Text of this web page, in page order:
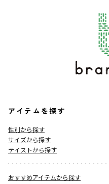
アイテムを探す
性別から探す
サイズから探す
テイストから探す
おすすめアイテムから探す